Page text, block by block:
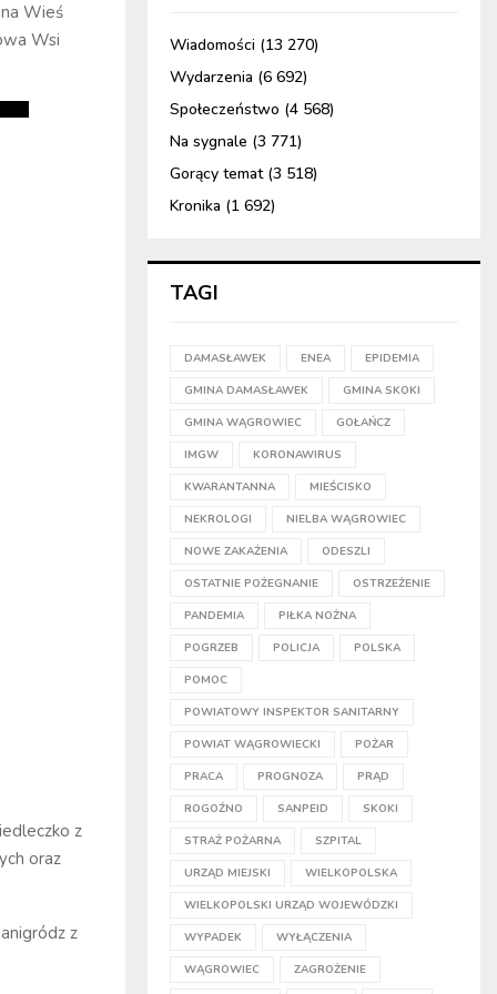
Wieś
Wsi
z
oraz
z
Wiadomości (13 270)
Wydarzenia (6 692)
Społeczeństwo (4 568)
Na sygnale (3 771)
Gorący temat(3 518)
Kronika (1 692)
TAGI
DAMASŁAWEK ENEA EPIDEMIA
GMINA DAMASŁAWEK GMINA SKOKI
GMINA WĄGROWIEC GOŁAŃCZ
IMGW KORONAWIRUS
KWARANTANNA MIEŚCISKO
NEKROLOGI NIELBA WĄGROWIEC
NOWE ZAKAŻENIA ODESZLI
OSTATNIE POŻEGNANIE OSTRZEŻENIE
PANDEMIA PIŁKA NOŻNA
POGRZEB POLICJA POLSKA
POMOC
POWIATOWY INSPEKTOR SANITARNY
POWIAT WĄGROWIECKI POŻAR
PRACA PROGNOZA PRĄD
ROGOŹNO SANPEID SKOKI
STRAŻ POŻARNA SZPITAL
URZĄD MIEJSKI WIELKOPOLSKA
WIELKOPOLSKI URZĄD WOJEWÓDZKI
WYPADEK WYŁĄCZENIA
WĄGROWIEC ZAGROŻENIE